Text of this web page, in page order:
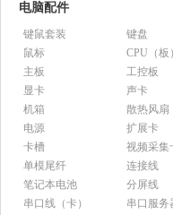
电脑配件
键鼠套装
键盘
鼠标
CPU（板）
主板
工控板
显卡
声卡
机箱
散热风扇
电源
扩展卡
卡槽
视频采集
单模尾纤
连接线
笔记本电池
分屏线
串口线（卡）
串口服务